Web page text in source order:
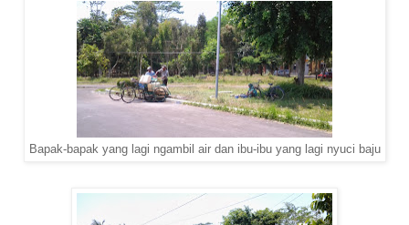
Bapak-bapak yang lagi ngambil air dan ibu-ibu yang lagi nyuci baju